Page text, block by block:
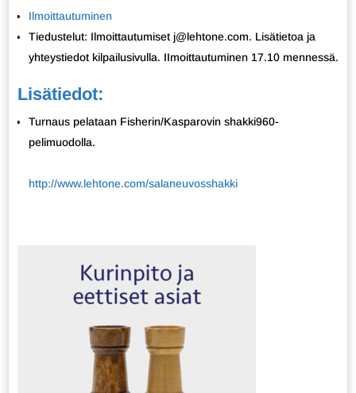
Ilmoittautuminen
Tiedustelut: Ilmoittautumiset j@lehtone.com. Lisätietoa ja
yhteystiedot kilpailusivulla. IImoittautuminen 17.10 mennessä.
Lisätiedot:
Turnaus pelataan Fisherin/Kasparovin shakki960-
pelimuodolla.
http://www.lehtone.com/salaneuvosshakki